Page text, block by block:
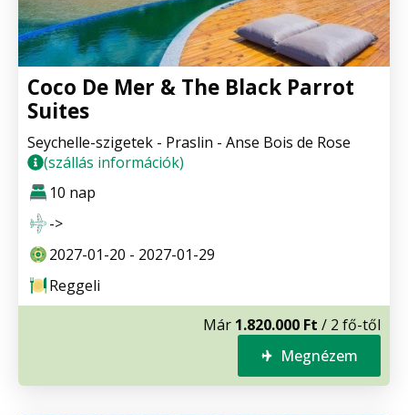
Coco De Mer & The Black Parrot
Suites
Seychelle-szigetek - Praslin - Anse Bois de Rose
(szállás információk)
10 nap
->
2027-01-20 - 2027-01-29
Reggeli
Már 1.820.000 Ft / 2 fő-től
Megnézem